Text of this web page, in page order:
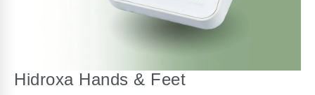
Hidroxa Hands & Feet